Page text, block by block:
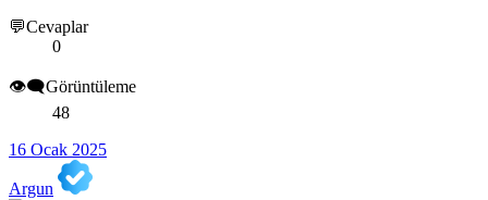
💬Cevaplar
0
👁️‍🗨️Görüntüleme
48
16 Ocak 2025
Argun